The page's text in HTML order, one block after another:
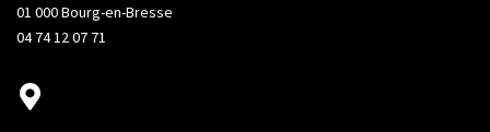
01 000 Bourg-en-Bresse
04 74 12 07 71